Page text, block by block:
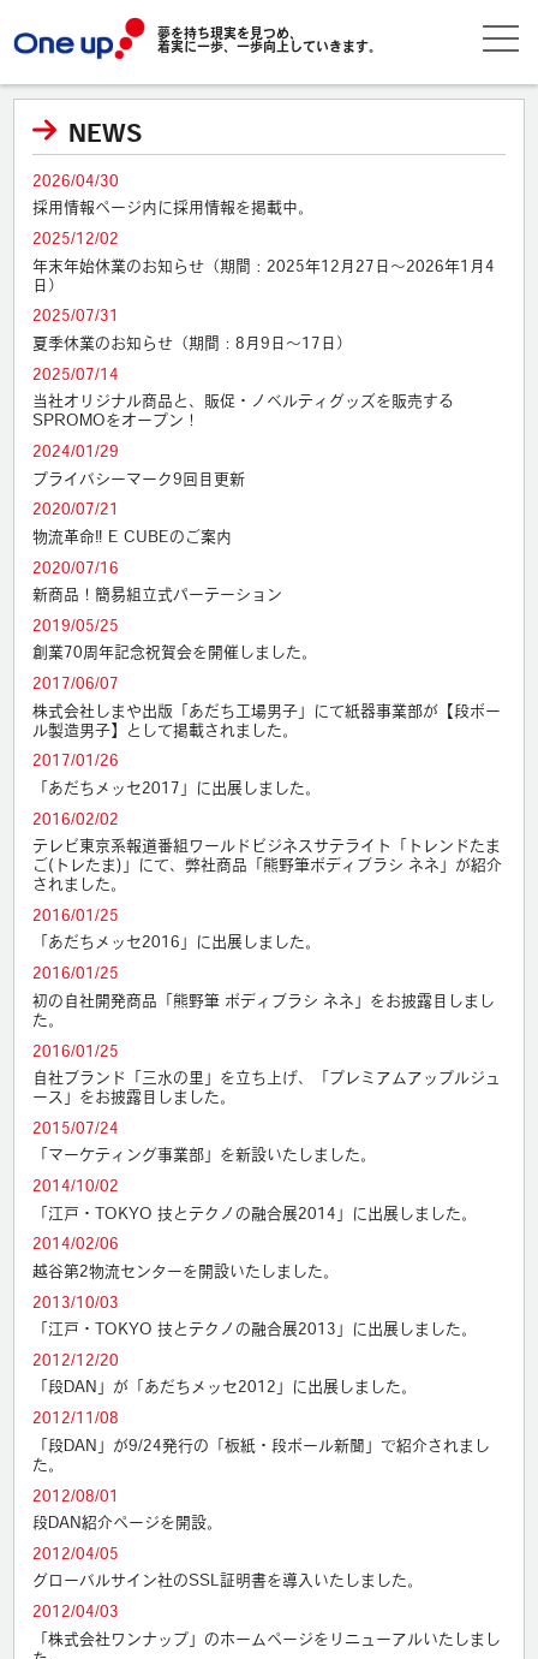
夢を持ち現実を見つめ、
着実に一歩、一歩向上していきます。
NEWS
2026/04/30
採用情報ページ内に採用情報を掲載中。
2025/12/02
年末年始休業のお知らせ（期間：2025年12月27日～2026年1月4
日）
2025/07/31
夏季休業のお知らせ（期間：8月9日～17日）
2025/07/14
当社オリジナル商品と、販促・ノベルティグッズを販売する
SPROMOをオープン！
2024/01/29
プライバシーマーク9回目更新
2020/07/21
物流革命‼︎ E CUBEのご案内
2020/07/16
新商品！簡易組立式パーテーション
2019/05/25
創業70周年記念祝賀会を開催しました。
2017/06/07
株式会社しまや出版「あだち工場男子」にて紙器事業部が【段ボー
ル製造男子】として掲載されました。
2017/01/26
「あだちメッセ2017」に出展しました。
2016/02/02
テレビ東京系報道番組ワールドビジネスサテライト「トレンドたま
ご(トレたま)」にて、弊社商品「熊野筆ボディブラシ ネネ」が紹介
されました。
2016/01/25
「あだちメッセ2016」に出展しました。
2016/01/25
初の自社開発商品「熊野筆 ボディブラシ ネネ」をお披露目しまし
た。
2016/01/25
自社ブランド「三水の里」を立ち上げ、「プレミアムアップルジュ
ース」をお披露目しました。
2015/07/24
「マーケティング事業部」を新設いたしました。
2014/10/02
「江戸・TOKYO 技とテクノの融合展2014」に出展しました。
2014/02/06
越谷第2物流センターを開設いたしました。
2013/10/03
「江戸・TOKYO 技とテクノの融合展2013」に出展しました。
2012/12/20
「段DAN」が「あだちメッセ2012」に出展しました。
2012/11/08
「段DAN」が9/24発行の「板紙・段ボール新聞」で紹介されまし
た。
2012/08/01
段DAN紹介ページを開設。
2012/04/05
グローバルサイン社のSSL証明書を導入いたしました。
2012/04/03
「株式会社ワンナップ」のホームページをリニューアルいたしまし